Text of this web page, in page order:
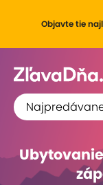
Objavte tie